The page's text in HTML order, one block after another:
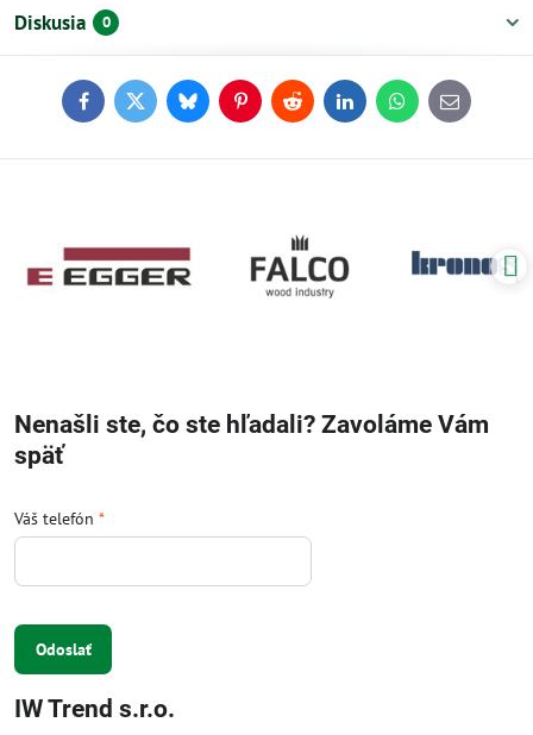
Diskusia 0
FacebookTwitterBlueskyPinterestReddit LinkedInWhatsApp
E-
mail
Nenašli ste, čo ste hľadali? Zavoláme Vám
späť
Váš telefón *
Odoslať
IW Trend s.r.o.